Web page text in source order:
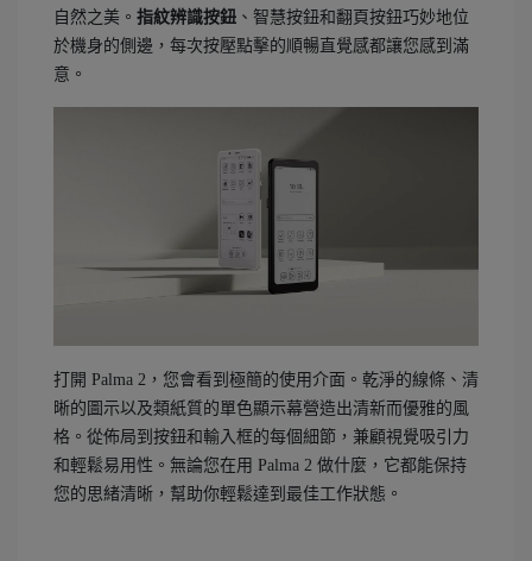
自然之美。 指紋辨識按鈕 、智慧按鈕和翻頁按鈕巧妙地位
於機身的側邊，每次按壓點擊的順暢直覺感都讓您感到滿
意。
打開 Palma 2，您會看到極簡的使用介面。乾淨的線條、清
晰的圖示以及類紙質的單色顯示幕營造出清新而優雅的風
格。從佈局到按鈕和輸入框的每個細節，兼顧視覺吸引力
和輕鬆易用性。無論您在用 Palma 2 做什麼，它都能保持
您的思緒清晰，幫助你輕鬆達到最佳工作狀態。